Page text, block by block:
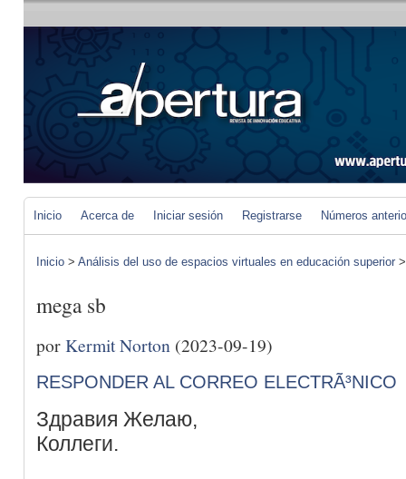
Inicio Acerca de Iniciar sesión Registrarse Números
Inicio > Análisis del uso de espacios virtuales en educación superior
mega sb
porKermit Norton (2023-09-19)
RESPONDER AL CORREO ELECTRÃ³NICO
Здравия Желаю,
Коллеги.